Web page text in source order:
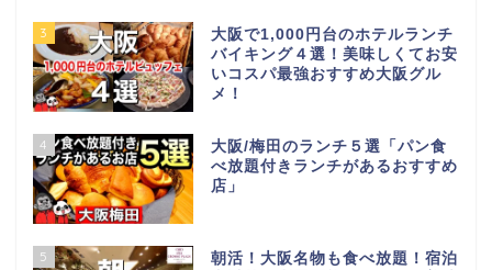
3
大阪で1,000円台のホテルランチ
バイキング４選！美味しくてお安
いコスパ最強おすすめ大阪グル
メ！
4
大阪/梅田のランチ５選「パン食
べ放題付きランチがあるおすすめ
店」
5
朝活！大阪名物も食べ放題！宿泊